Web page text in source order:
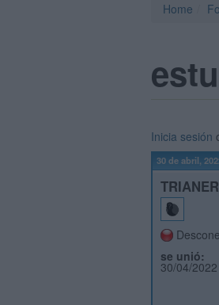
Home
Inicia sesión
30 de abril,
se unió:
30/04/2022